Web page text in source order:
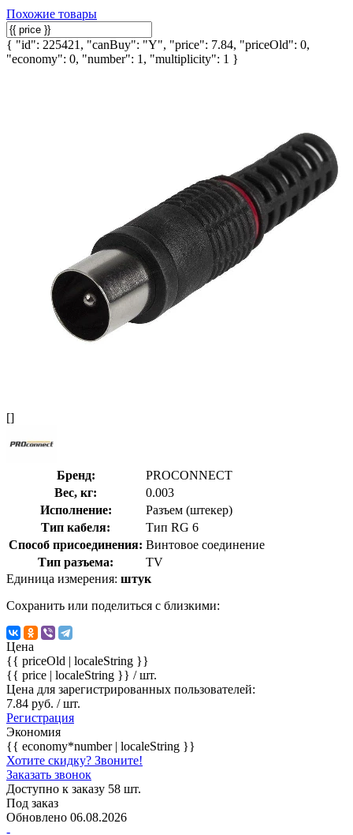
Похожие товары
{ "id": 225421, "canBuy": "Y", "price": 7.84, "priceOld": 0,
"economy": 0, "number": 1, "multiplicity": 1 }
[]
Бренд:
PROCONNECT
Вес, кг:
0.003
Исполнение:
Разъем (штекер)
Тип кабеля:
Тип RG 6
Способ присоединения: Винтовое соединение
Тип разъема:
TV
Единица измерения: штук
Сохранить или поделиться с близкими:
Цена
{{ priceOld | localeString }}
{{ price | localeString }} / шт.
Цена для зарегистрированных пользователей:
7.84 руб. / шт.
Регистрация
Экономия
{{ economy*number | localeString }}
Хотите скидку? Звоните!
Заказать звонок
Доступно к заказу 58 шт.
Под заказ
Обновлено 06.08.2026
-